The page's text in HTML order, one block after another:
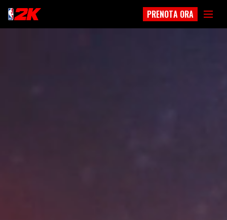
PRENOTA ORA